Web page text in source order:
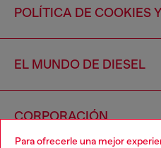
Para ofrecerle una mejor
POLÍTICA DE COOKIES
EL MUNDO DE DIESEL
CORPORACIÓN